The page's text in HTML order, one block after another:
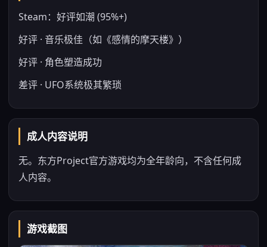
Steam：好评如潮 (95%+)
好评 · 音乐极佳（如《感情的摩天楼》）
好评 · 角色塑造成功
差评 · UFO系统极其繁琐
成人内容说明
无。东方Project官方游戏均为全年龄向，不含任何成
人内容。
游戏截图